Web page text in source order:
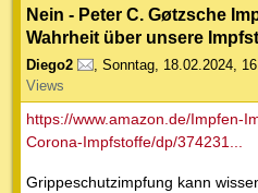
Nein - Peter C. Gøtzsche
Wahrheit über unsere
Diego2 , Sonntag, 18.02.2024,
Views
https://www.amazon.de/Impfen-
Corona-Impfstoffe/dp/374231...
Grippeschutzimpfung kann